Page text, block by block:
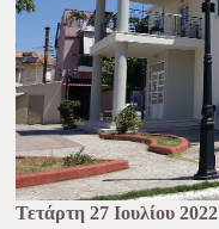
Τετάρτη 27 Ιουλίου 2022